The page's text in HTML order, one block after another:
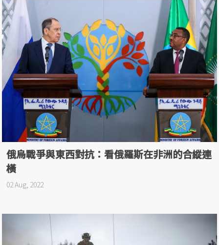
俄烏戰爭與東西對抗：看俄羅斯在非洲的合縱連
橫
02 Aug, 2022